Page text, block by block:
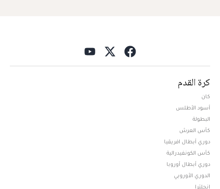
كرة القدم
كان
أسود الأطلس
البطولة
كأس العرش
دوري أبطال افريقيا
كأس الكونفيدرالية
دوري أبطال أوروبا
الدوري الأوروبي
إنجلترا